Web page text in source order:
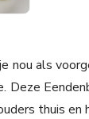
nou als
thuis